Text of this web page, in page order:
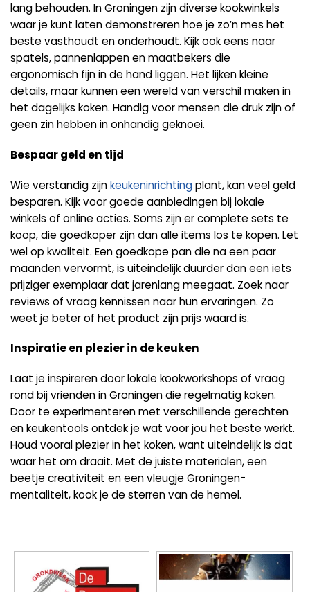
lang behouden. In Groningen zijn diverse kookwinkels
waar je kunt laten demonstreren hoe je zo’n mes het
beste vasthoudt en onderhoudt. Kijk ook eens naar
spatels, pannenlappen en maatbekers die
ergonomisch fijn in de hand liggen. Het lijken kleine
details, maar kunnen een wereld van verschil maken in
het dagelijks koken. Handig voor mensen die druk zijn of
geen zin hebben in onhandig geknoei.
Bespaar geld en tijd
Wie verstandig zijnkeukeninrichtingplant, kan veel geld
besparen. Kijk voor goede aanbiedingen bij lokale
winkels of online acties. Soms zijn er complete sets te
koop, die goedkoper zijn dan alle items los te kopen. Let
wel op kwaliteit. Een goedkope pan die na een paar
maanden vervormt, is uiteindelijk duurder dan een iets
prijziger exemplaar dat jarenlang meegaat. Zoek naar
reviews of vraag kennissen naar hun ervaringen. Zo
weet je beter of het product zijn prijs waard is.
Inspiratie en plezier in de keuken
Laat je inspireren door lokale kookworkshops of vraag
rond bij vrienden in Groningen die regelmatig koken.
Door te experimenteren met verschillende gerechten
en keukentools ontdek je wat voor jou het beste werkt.
Houd vooral plezier in het koken, want uiteindelijk is dat
waar het om draait. Met de juiste materialen, een
beetje creativiteit en een vleugje Groningen-
mentaliteit, kook je de sterren van de hemel.